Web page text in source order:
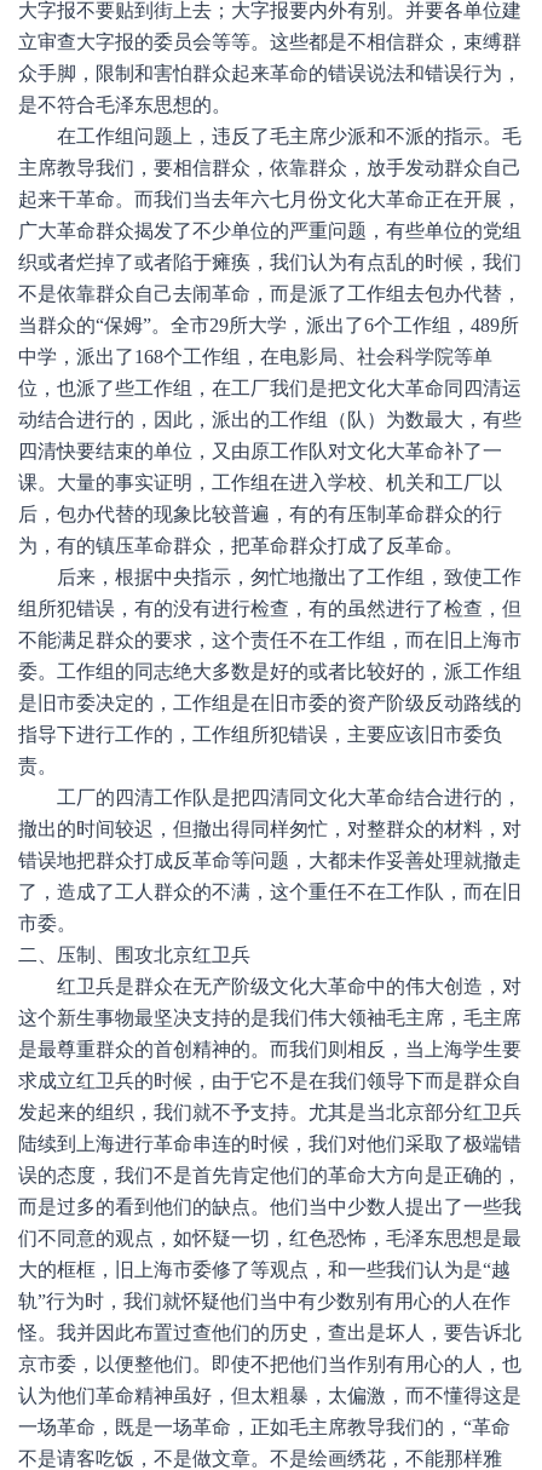
大字报不要贴到街上去；大字报要内外有别。并要各单位建
立审查大字报的委员会等等。这些都是不相信群众，束缚群
众手脚，限制和害怕群众起来革命的错误说法和错误行为，
是不符合毛泽东思想的。
在工作组问题上，违反了毛主席少派和不派的指示。毛
主席教导我们，要相信群众，依靠群众，放手发动群众自己
起来干革命。而我们当去年六七月份文化大革命正在开展，
广大革命群众揭发了不少单位的严重问题，有些单位的党组
织或者烂掉了或者陷于瘫痪，我们认为有点乱的时候，我们
不是依靠群众自己去闹革命，而是派了工作组去包办代替，
当群众的“保姆”。全市29所大学，派出了6个工作组，489所
中学，派出了168个工作组，在电影局、社会科学院等单
位，也派了些工作组，在工厂我们是把文化大革命同四清运
动结合进行的，因此，派出的工作组（队）为数最大，有些
四清快要结束的单位，又由原工作队对文化大革命补了一
课。大量的事实证明，工作组在进入学校、机关和工厂以
后，包办代替的现象比较普遍，有的有压制革命群众的行
为，有的镇压革命群众，把革命群众打成了反革命。
后来，根据中央指示，匆忙地撤出了工作组，致使工作
组所犯错误，有的没有进行检查，有的虽然进行了检查，但
不能满足群众的要求，这个责任不在工作组，而在旧上海市
委。工作组的同志绝大多数是好的或者比较好的，派工作组
是旧市委决定的，工作组是在旧市委的资产阶级反动路线的
指导下进行工作的，工作组所犯错误，主要应该旧市委负
责。
工厂的四清工作队是把四清同文化大革命结合进行的，
撤出的时间较迟，但撤出得同样匆忙，对整群众的材料，对
错误地把群众打成反革命等问题，大都未作妥善处理就撤走
了，造成了工人群众的不满，这个重任不在工作队，而在旧
市委。
二、压制、围攻北京红卫兵
红卫兵是群众在无产阶级文化大革命中的伟大创造，对
这个新生事物最坚决支持的是我们伟大领袖毛主席，毛主席
是最尊重群众的首创精神的。而我们则相反，当上海学生要
求成立红卫兵的时候，由于它不是在我们领导下而是群众自
发起来的组织，我们就不予支持。尤其是当北京部分红卫兵
陆续到上海进行革命串连的时候，我们对他们采取了极端错
误的态度，我们不是首先肯定他们的革命大方向是正确的，
而是过多的看到他们的缺点。他们当中少数人提出了一些我
们不同意的观点，如怀疑一切，红色恐怖，毛泽东思想是最
大的框框，旧上海市委修了等观点，和一些我们认为是“越
轨”行为时，我们就怀疑他们当中有少数别有用心的人在作
怪。我并因此布置过查他们的历史，查出是坏人，要告诉北
京市委，以便整他们。即使不把他们当作别有用心的人，也
认为他们革命精神虽好，但太粗暴，太偏激，而不懂得这是
一场革命，既是一场革命，正如毛主席教导我们的，“革命
不是请客吃饭，不是做文章。不是绘画绣花，不能那样雅